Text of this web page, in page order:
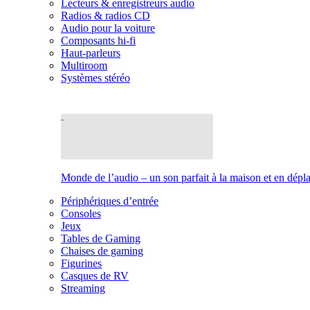
Lecteurs & enregistreurs audio
Radios & radios CD
Audio pour la voiture
Composants hi-fi
Haut-parleurs
Multiroom
Systèmes stéréo
Monde de l’audio – un son parfait à la maison et en
Périphériques d’entrée
Consoles
Jeux
Tables de Gaming
Chaises de gaming
Figurines
Casques de RV
Streaming